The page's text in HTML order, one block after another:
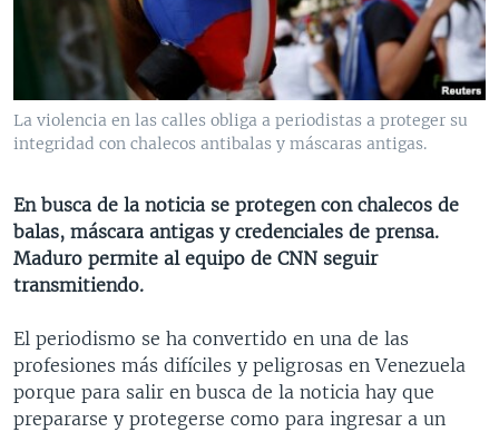
VENEZUELA
BRASIL
NICARAGUA
ENTRETENIMIENTO Y CULTURA
TECNOLOGÍA
DEPORTES
VIDEOS
FOTOGRAFÍA
AUDIOS
PROGRAMAS TV
EL MUNDO AL DÍA
FORO INTERAMERICANO
LAS CLAVES
PANORAMA
RADIO
AVANCE INFORMATIVO
BUENOS DÍAS AMÉRICA
ESTADOS UNIDOS AL DÍA
FORO [RADIO]
DEPORTIVO INTERNACIONAL
NOTA ECONÓMICA
DIRECT
Learning English
Idiomas
La violencia en las calles obliga a periodistas a proteger su
integridad con chalecos antibalas y máscaras antigas.
En busca de la noticia se protegen con chalecos de
balas, máscara antigas y credenciales de prensa.
Maduro permite al equipo de CNN seguir
transmitiendo.
El periodismo se ha convertido en una de las
profesiones más difíciles y peligrosas en Venezuela
porque para salir en busca de la noticia hay que
prepararse y protegerse como para ingresar a un